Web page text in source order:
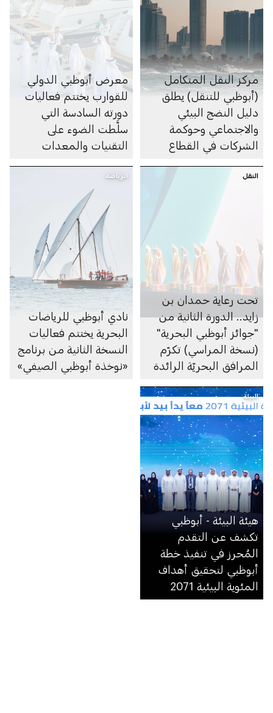
مركز النقل المتكامل
(أبوظبي للتنقل) يطلق
دليل النضج البيئي
والاجتماعي وحوكمة
الشركات في القطاع
معرض أبوظبي الدولي
للقوارب يختتم فعاليات
دورته السادسة التي
سلَّطت الضوء على
التقنيات والمعدات
النقل
تحت رعاية حمدان بن
زايد.. الدورة الثانية من
"جوائز أبوظبي البحرية"
(نسخة المراسي) تكرّم
المرافق البحريّة الرائدة
وشمال إفريقيا وتركيا
الرياضة
نادي أبوظبي للرياضات
البحرية يختتم فعاليات
النسخة الثانية من برنامج
«نوخذة أبوظبي الصيفي»
البيئة
هيئة البيئة - أبوظبي
تكشف عن التقدم
المُحرز في تنفيذ خطة
أبوظبي لتحقيق أهداف
المئوية البيئية 2071